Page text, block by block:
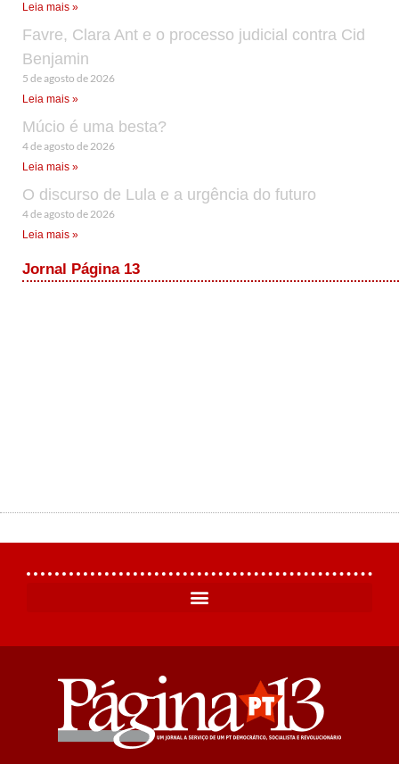
Leia mais »
Favre, Clara Ant e o processo judicial contra Cid
Benjamin
5 de agosto de 2026
Leia mais »
Múcio é uma besta?
4 de agosto de 2026
Leia mais »
O discurso de Lula e a urgência do futuro
4 de agosto de 2026
Leia mais »
Jornal Página 13